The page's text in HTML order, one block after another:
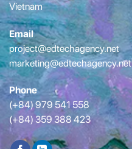
Vietnam
Email
project@edtechagency.net
marketing@edtechagency.net
Phone
(+84) 979 541 558
(+84) 359 388 423